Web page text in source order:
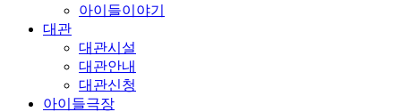
아이들이야기
대관
대관시설
대관안내
대관신청
아이들극장